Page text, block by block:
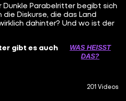
Dunkle Parabelritter begibt sich
Diskurse, die das Land
dahinter? Und wo ist der
gibt es auch
WAS HEISST D
AS?
201 Videos